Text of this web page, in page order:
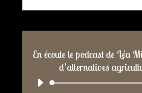
En écoute le podcast de Léa
d’alternatives
Lecteur